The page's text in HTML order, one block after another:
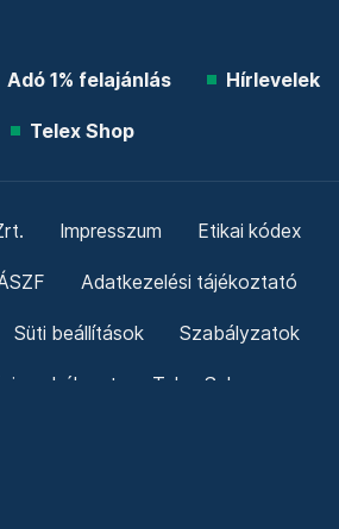
Adó 1% felajánlás Hírlevelek
Telex Shop
Impresszum Etikai kódex
Adatkezelési tájékoztató
Süti beállítások Szabályzatok
szabályzat Telex Sales